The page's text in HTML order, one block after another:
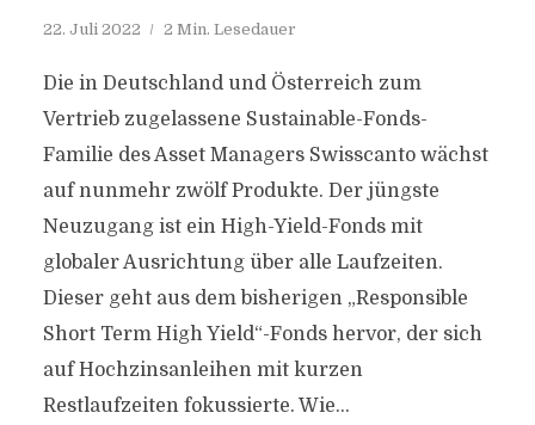
22. Juli 2022 2 Min. Lesedauer
Die in Deutschland und Österreich zum
Vertrieb zugelassene Sustainable-Fonds-
Familie des Asset Managers Swisscanto wächst
auf nunmehr zwölf Produkte. Der jüngste
Neuzugang ist ein High-Yield-Fonds mit
globaler Ausrichtung über alle Laufzeiten.
Dieser geht aus dem bisherigen „Responsible
Short Term High Yield“-Fonds hervor, der sich
auf Hochzinsanleihen mit kurzen
Restlaufzeiten fokussierte. Wie...